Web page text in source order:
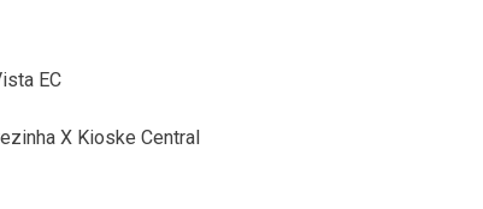
EC
X Kioske Central